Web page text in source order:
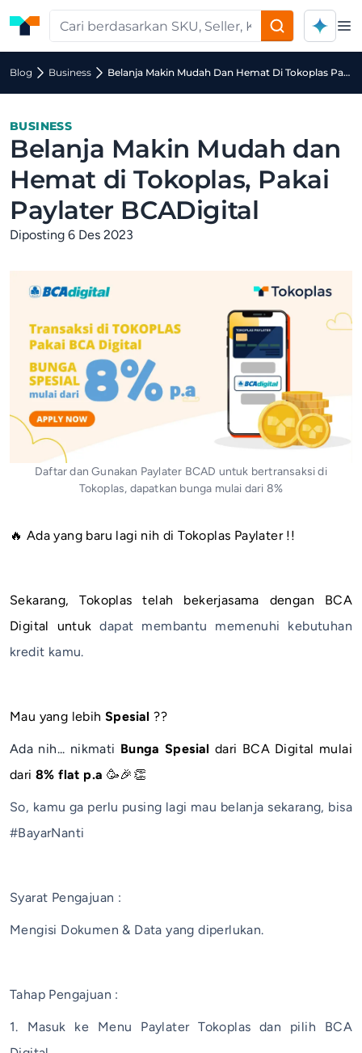
Blog Business Belanja Makin Mudah Dan Hemat Di Tokoplas Pakai Paylater Bcadigital
BUSINESS
Belanja Makin Mudah dan
Hemat di Tokoplas, Pakai
Paylater BCADigital
Diposting 6 Des 2023
Daftar dan Gunakan Paylater BCAD untuk bertransaksi di
Tokoplas, dapatkan bunga mulai dari 8%
🔥 Ada yang baru lagi nih di Tokoplas Paylater !!
Sekarang, Tokoplas telah bekerjasama dengan BCA
Digital untukdapat membantu memenuhi kebutuhan
kredit kamu.
Mau yang lebih Spesial ??
Ada nih... nikmati Bunga Spesial dari BCA Digital mulai
dari 8% flat p.a 🥳🎉👏
So, kamu ga perlu pusing lagi mau belanja sekarang, bisa
#BayarNanti
Syarat Pengajuan :
Mengisi Dokumen & Data yang diperlukan.
Tahap Pengajuan :
1. Masuk ke Menu Paylater Tokoplas dan pilih BCA